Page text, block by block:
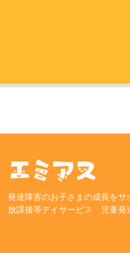
発達障害のお子さまの成長を
放課後等デイサービス 児童発